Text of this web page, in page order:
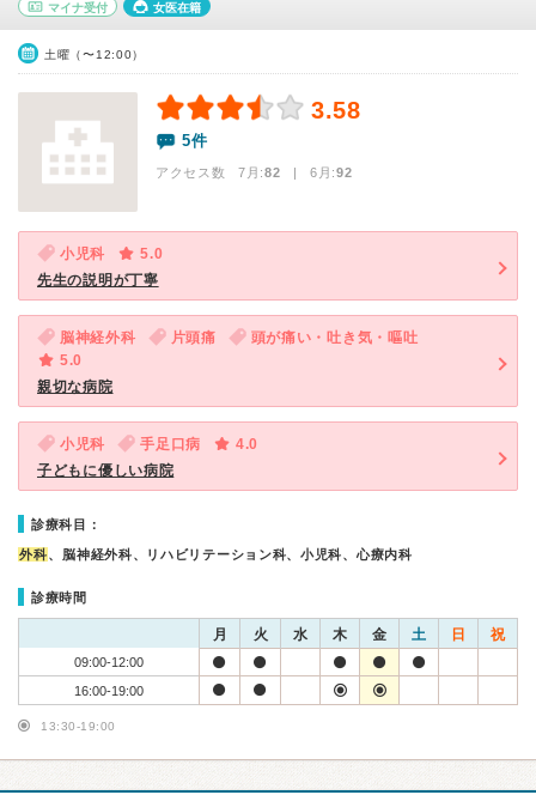
マイナ受付 女医在籍
土曜（〜12:00）
3.58
5件
アクセス数 7月:82 | 6月:92
小児科
5.0
先生の説明が丁寧
脳神経外科 片頭痛
頭が痛い・吐き気・嘔吐
5.0
親切な病院
小児科 手足口病
4.0
子どもに優しい病院
診療科目：
外科、脳神経外科、リハビリテーション科、小児科、心療内科
診療時間
月 火 水 木 金 土 日 祝
09:00-12:00
16:00-19:00
13:30-19:00